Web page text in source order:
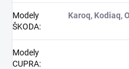
Modely
ŠKODA:
Karoq, Kodiaq,
Modely
CUPRA: